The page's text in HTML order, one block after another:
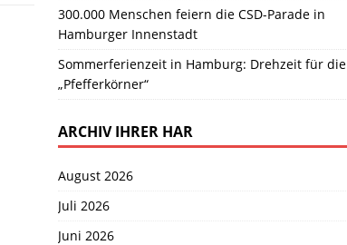
300.000 Menschen feiern die CSD-Parade in
Hamburger Innenstadt
Sommerferienzeit in Hamburg: Drehzeit für die
„Pfefferkörner“
ARCHIV IHRER HAR
August 2026
Juli 2026
Juni 2026